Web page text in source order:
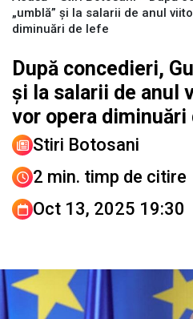
„umblă” și la salarii de anul
diminuări de lefe
După concedieri,
și la salarii de anul
vor opera diminuări
Stiri Botosani
2 min. timp de citire
Oct 13, 2025 19:30